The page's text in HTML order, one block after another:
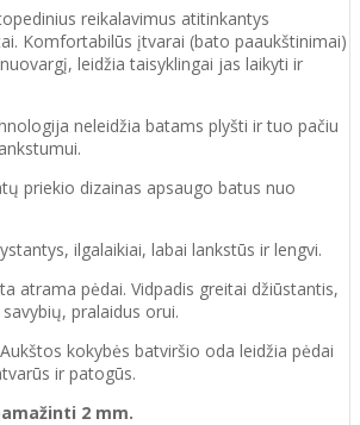
reikalavimus atitinkantys
Komfortabilūs įtvarai (bato paaukštinimai)
leidžia taisyklingai jas laikyti ir
neleidžia batams plyšti ir tuo pačiu
priekio dizainas apsaugo batus nuo
ilgalaikiai, labai lankstūs ir lengvi.
atrama pėdai. Vidpadis greitai džiūstantis,
pralaidus orui.
kokybės batviršio oda leidžia pėdai
ir patogūs.
2 mm.